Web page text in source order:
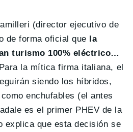
(director ejecutivo de
de forma oficial que
la
turismo 100% eléctrico…
la mítica firma italiana, el
siendo los híbridos,
enchufables (el antes
es el primer PHEV de la
explica que esta decisión se